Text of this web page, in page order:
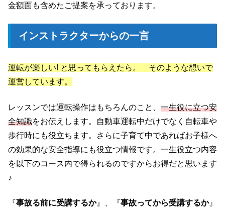
金額面も含めたご提案を承っております。
インストラクターからの一言
運転が楽しい! と思ってもらえたら。 そのような想いで
運営しています。
レッスンでは運転操作はもちろんのこと、 一生役に立つ安
全知識をお伝えします。自動車運転中だけでなく自転車や
歩行時にも役立ちます。さらに子育て中であればお子様へ
の効果的な安全指導にも役立つ情報です。一生役立つ内容
を以下のコース内で得られるのですからお得だと思います
♪
『事故る前に受講するか』、『事故ってから受講するか』